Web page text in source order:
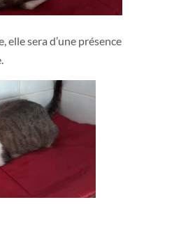
elle sera d’une présence